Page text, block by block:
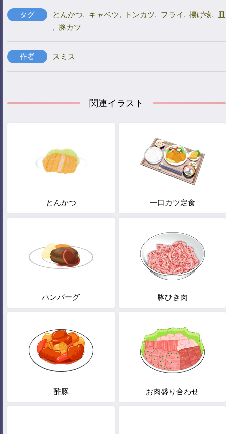
タグ とんかつ, キャベツ, トンカツ, フライ, 揚げ物,
皿
, 豚カツ
作者 スミス
関連イラスト
とんかつ 一口カツ定食
ハンバーグ 豚ひき肉
酢豚 お肉盛り合わせ